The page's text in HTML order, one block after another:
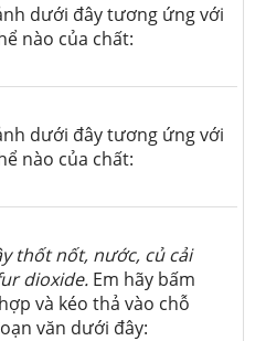
dưới đây tương ứng với
nào của chất:
dưới đây tương ứng với
nào của chất:
thốt nốt, nước, củ cải
dioxide. Em hãy bấm
và kéo thả vào chỗ
văn dưới đây: